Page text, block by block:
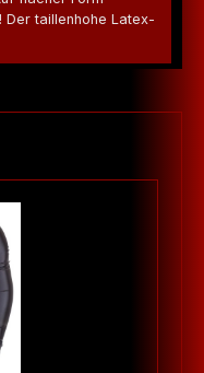
taillenhohe Latex-